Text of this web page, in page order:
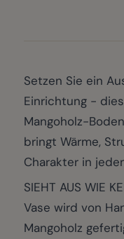
Setzen Sie ein
Einrichtung -
Mangoholz-
bringt Wärme,
Charakter in
SIEHT AUS WIE
Vase wird von
Mangoholz